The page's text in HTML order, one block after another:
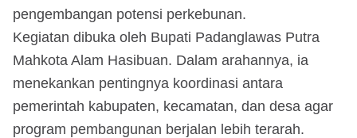
pengembangan potensi perkebunan.
Kegiatan dibuka oleh Bupati Padanglawas Putra
Mahkota Alam Hasibuan. Dalam arahannya, ia
menekankan pentingnya koordinasi antara
pemerintah kabupaten, kecamatan, dan desa agar
program pembangunan berjalan lebih terarah.